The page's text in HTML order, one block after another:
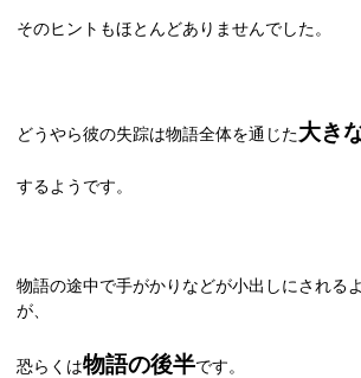
そのヒントもほとんどありませんでした。
どうやら彼の失踪は物語全体を通じた大き
するようです。
物語の途中で手がかりなどが小出しにされる
が、
恐らくは物語の後半です。